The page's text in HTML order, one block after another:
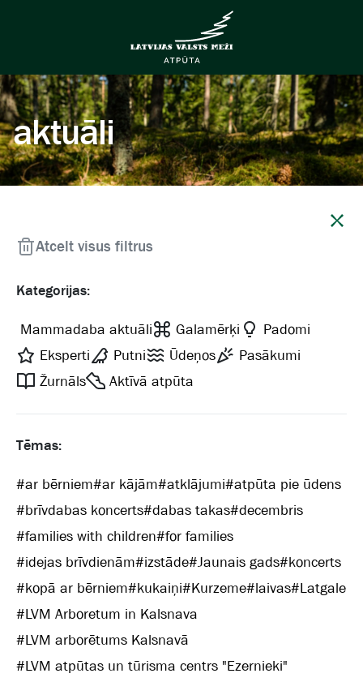
aktuāli
Kategorijas:
Mammadaba aktuāli Galamērķi
Padomi
Eksperti
Putni Ūdeņos
Pasākumi
Žurnāls
Aktīvā atpūta
Tēmas:
#ar bērniem#ar kājām#atklājumi#atpūta pie ūdens
#brīvdabas koncerts#dabas takas#decembris
#families with children#for families
#idejas brīvdienām#izstāde#Jaunais gads#koncerts
#kopā ar bērniem#kukaiņi#Kurzeme#laivas#Latgale
#LVM Arboretum in Kalsnava
#LVM arborētums Kalsnavā
#LVM atpūtas un tūrisma centrs "Ezernieki"
Atcelt visus filtrus